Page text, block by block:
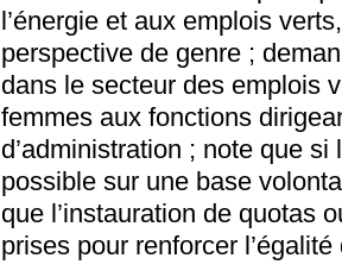
l’énergie et aux emplois
perspective de genre ;
dans le secteur des emplois
femmes aux fonctions
d’administration ; note que
possible sur une base
que l’instauration de quotas
prises pour renforcer